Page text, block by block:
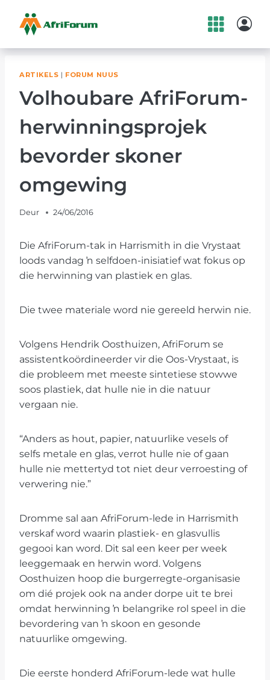
contentARTIKELS | FORUM NUUS
Volhoubare AfriForum-
herwinningsprojek
bevorder skoner
omgewing
Deur 24/06/2016
Die AfriForum-tak in Harrismith in die Vrystaat
loods vandag ŉ selfdoen-inisiatief wat fokus op
die herwinning van plastiek en glas.
Die twee materiale word nie gereeld herwin nie.
Volgens Hendrik Oosthuizen, AfriForum se
assistentkoördineerder vir die Oos-Vrystaat, is
die probleem met meeste sintetiese stowwe
soos plastiek, dat hulle nie in die natuur
vergaan nie.
“Anders as hout, papier, natuurlike vesels of
selfs metale en glas, verrot hulle nie of gaan
hulle nie mettertyd tot niet deur verroesting of
verwering nie.”
Dromme sal aan AfriForum-lede in Harrismith
verskaf word waarin plastiek- en glasvullis
gegooi kan word. Dit sal een keer per week
leeggemaak en herwin word. Volgens
Oosthuizen hoop die burgerregte-organisasie
om dié projek ook na ander dorpe uit te brei
omdat herwinning ŉ belangrike rol speel in die
bevordering van ŉ skoon en gesonde
natuurlike omgewing.
Die eerste honderd AfriForum-lede wat hulle